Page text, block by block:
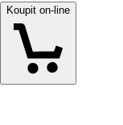
Koupit on-line